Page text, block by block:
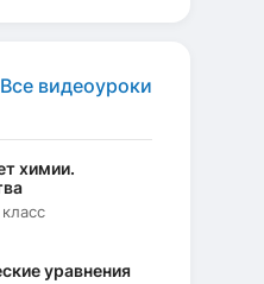
Все видеоуроки
химии.
уравнения